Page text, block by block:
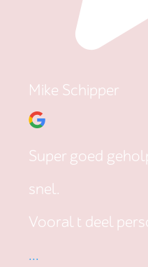
Mike Schipper
Super goed
snel.
Vooral t deel
...